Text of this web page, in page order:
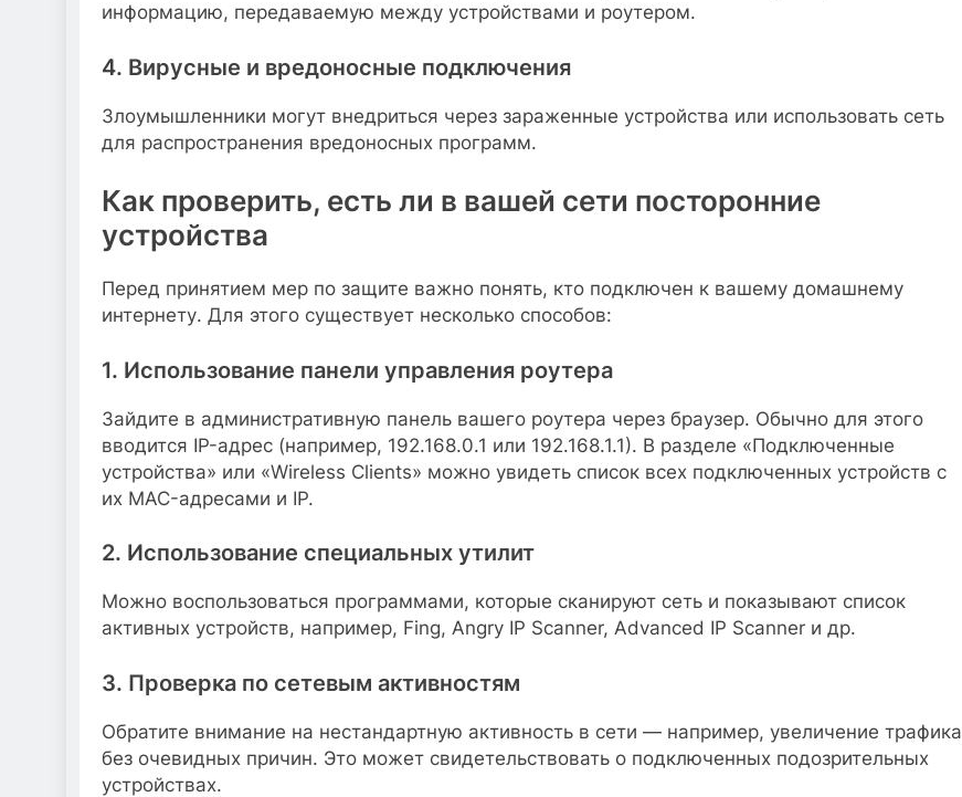
информацию, передаваемую между устройствами и роутером.
4. Вирусные и вредоносные подключения
Злоумышленники могут внедриться через зараженные устройства или использовать сеть
для распространения вредоносных программ.
Как проверить, есть ли в вашей сети посторонние
устройства
Перед принятием мер по защите важно понять, кто подключен к вашему домашнему
интернету. Для этого существует несколько способов:
1. Использование панели управления роутера
Зайдите в административную панель вашего роутера через браузер. Обычно для этого
вводится IP-адрес (например, 192.168.0.1 или 192.168.1.1). В разделе «Подключенные
устройства» или «Wireless Clients» можно увидеть список всех подключенных устройств с
их MAC-адресами и IP.
2. Использование специальных утилит
Можно воспользоваться программами, которые сканируют сеть и показывают список
активных устройств, например, Fing, Angry IP Scanner, Advanced IP Scanner и др.
3. Проверка по сетевым активностям
Обратите внимание на нестандартную активность в сети — например, увеличение трафика
без очевидных причин. Это может свидетельствовать о подключенных подозрительных
устройствах.